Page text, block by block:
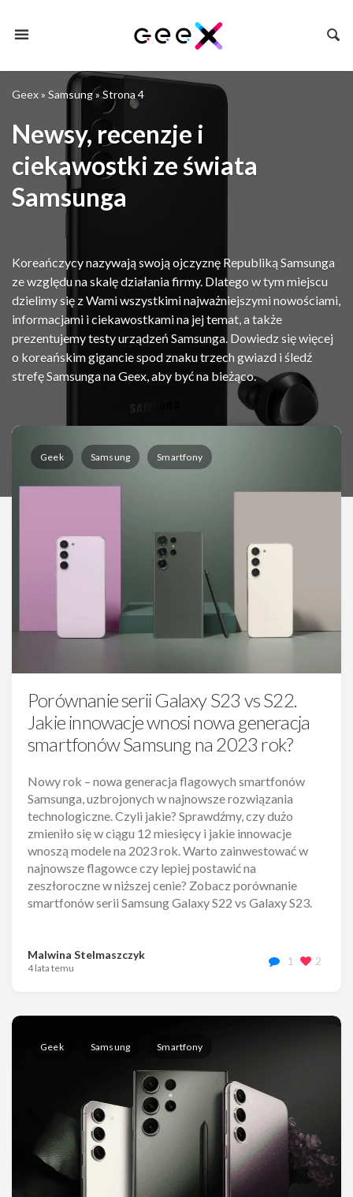
Geex» Samsung» Strona 4
Newsy, recenzje i
ciekawostki ze świata
Samsunga
Koreańczycy nazywają swoją ojczyznę Republiką Samsunga
ze względu na skalę działania firmy. Dlatego w tym miejscu
dzielimy się z Wami wszystkimi najważniejszymi nowościami,
informacjami i ciekawostkami na jej temat, a także
prezentujemy testy urządzeń Samsunga. Dowiedz się więcej
o koreańskim gigancie spod znaku trzech gwiazd i śledź
strefę Samsunga na Geex, aby być na bieżąco.
Geek Samsung Smartfony
Porównanie serii Galaxy S23 vs S22.
Jakie innowacje wnosi nowa generacja
smartfonów Samsung na 2023 rok?
Nowy rok – nowa generacja flagowych smartfonów
Samsunga, uzbrojonych w najnowsze rozwiązania
technologiczne. Czyli jakie? Sprawdźmy, czy dużo
zmieniło się w ciągu 12 miesięcy i jakie innowacje
wnoszą modele na 2023 rok. Warto zainwestować w
najnowsze flagowce czy lepiej postawić na
zeszłoroczne w niższej cenie? Zobacz porównanie
smartfonów serii Samsung Galaxy S22 vs Galaxy S23.
Malwina Stelmaszczyk
4 lata temu
1 2
Geek Samsung Smartfony